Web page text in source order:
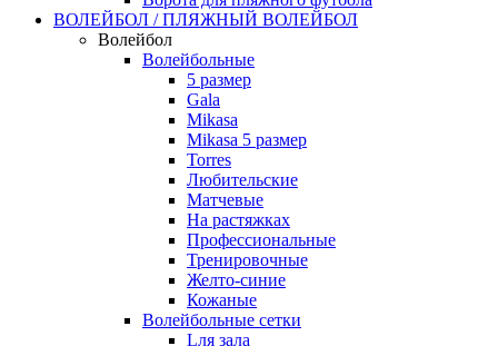
ВОЛЕЙБОЛ / ПЛЯЖНЫЙ ВОЛЕЙБОЛ
Волейбол
Волейбольные
5 размер
Gala
Mikasa
Mikasa 5 размер
Torres
Любительские
Матчевые
На растяжках
Профессиональные
Тренировочные
Желто-синие
Кожаные
Волейбольные сетки
Lля зала